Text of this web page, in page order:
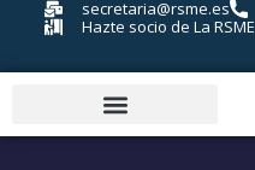
secretaria@rsme.es
Hazte socio de La RSME